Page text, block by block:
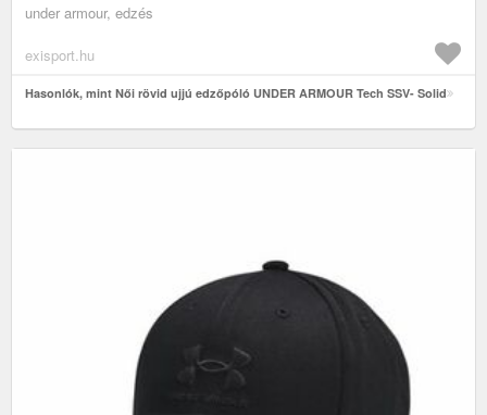
under armour, edzés
exisport.hu
Hasonlók, mint Női rövid ujjú edzőpóló UNDER ARMOUR Tech SSV- Solid